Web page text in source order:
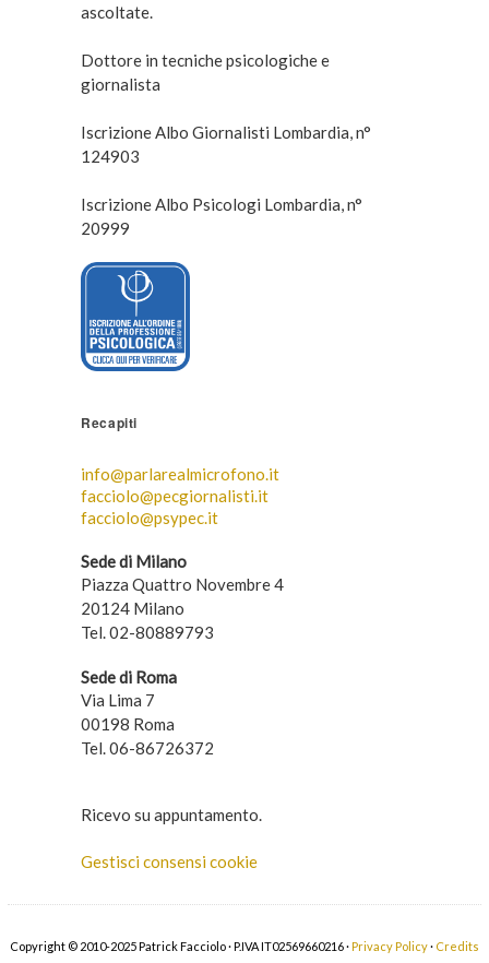
ascoltate.
Dottore in tecniche psicologiche e
giornalista
Iscrizione Albo Giornalisti Lombardia, n°
124903
Iscrizione Albo Psicologi Lombardia, n°
20999
Recapiti
info@parlarealmicrofono.it
facciolo@pecgiornalisti.it
facciolo@psypec.it
Sede di Milano
Piazza Quattro Novembre 4
20124 Milano
Tel. 02-80889793
Sede di Roma
Via Lima 7
00198 Roma
Tel. 06-86726372
Ricevo su appuntamento.
Gestisci consensi cookie
Copyright © 2010-2025 Patrick Facciolo · P.IVA IT02569660216 ·Privacy Policy· Credits